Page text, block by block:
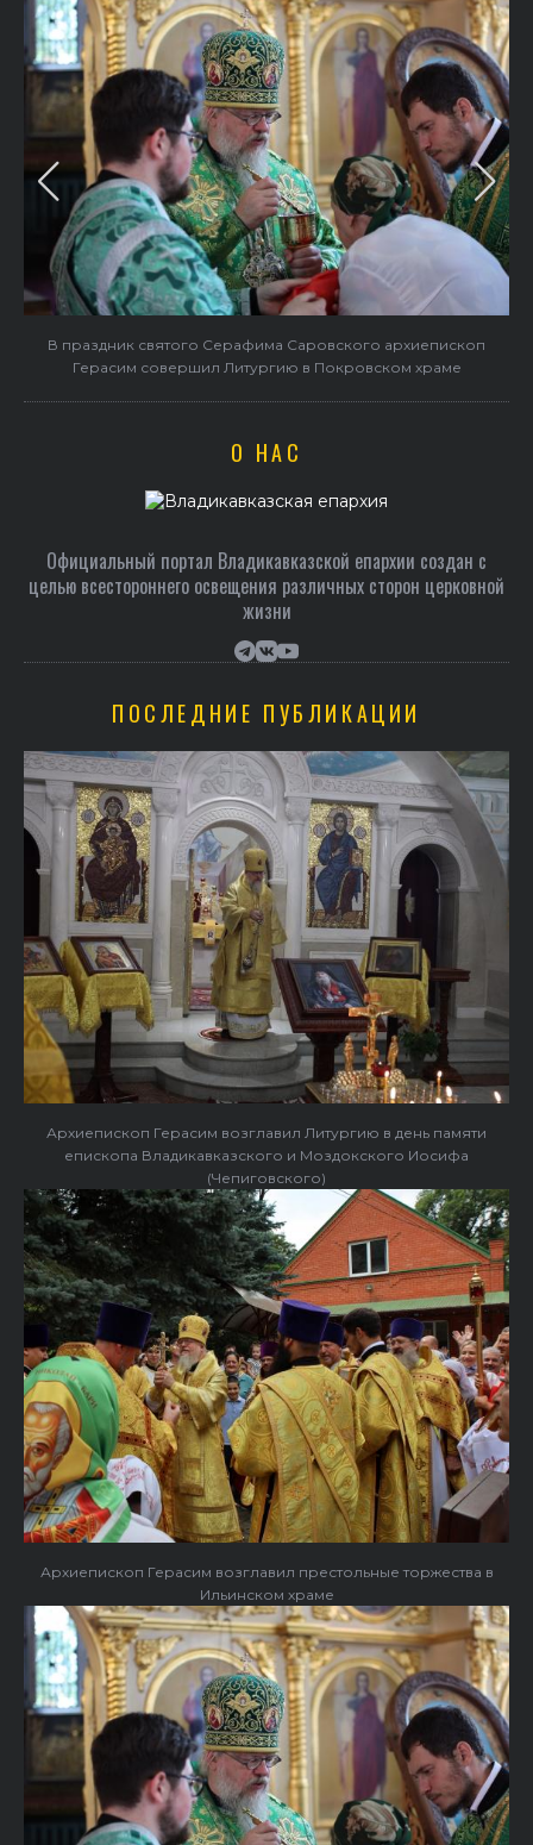
В праздник святого Серафима Саровского архиепископ
Герасим совершил Литургию в Покровском храме
О НАС
Официальный портал Владикавказской епархии создан c
целью всестороннего освещения различных сторон церковной
жизни
ПОСЛЕДНИЕ ПУБЛИКАЦИИ
Архиепископ Герасим возглавил Литургию в день памяти
епископа Владикавказского и Моздокского Иосифа
(Чепиговского)
Архиепископ Герасим возглавил престольные торжества в
Ильинском храме